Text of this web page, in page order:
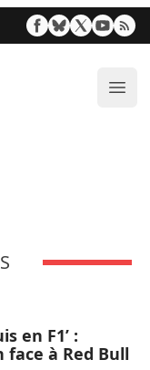
en F1’ :
à Red Bull